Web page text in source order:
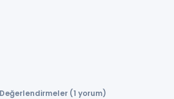
Değerlendirmeler (1 yorum)